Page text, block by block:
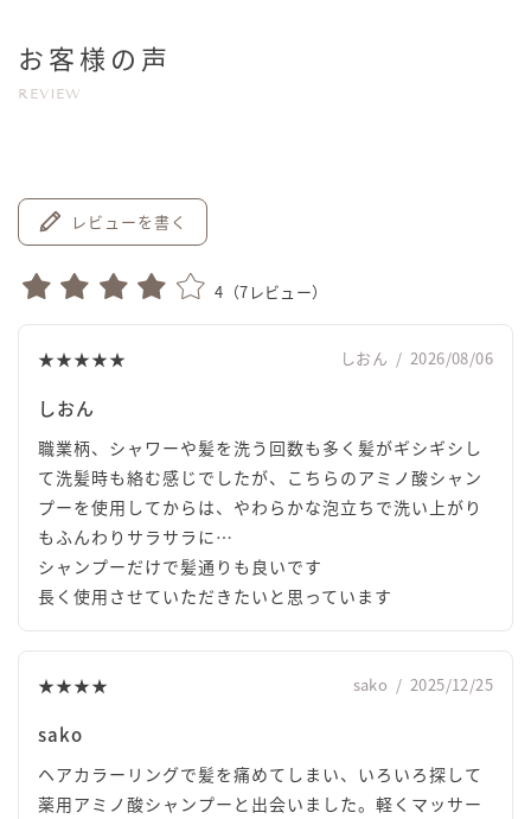
お客様の声
REVIEW
レビューを書く
4 （7 レビュー）
★★★★★ しおん / 2026/08/06
しおん
職業柄、シャワーや髪を洗う回数も多く髪がギシギシし
て洗髪時も絡む感じでしたが、こちらのアミノ酸シャン
プーを使用してからは、やわらかな泡立ちで洗い上がり
もふんわりサラサラに…
シャンプーだけで髪通りも良いです
長く使用させていただきたいと思っています
★★★★ sako / 2025/12/25
sako
ヘアカラーリングで髪を痛めてしまい、いろいろ探して
薬用アミノ酸シャンプーと出会いました。軽くマッサー